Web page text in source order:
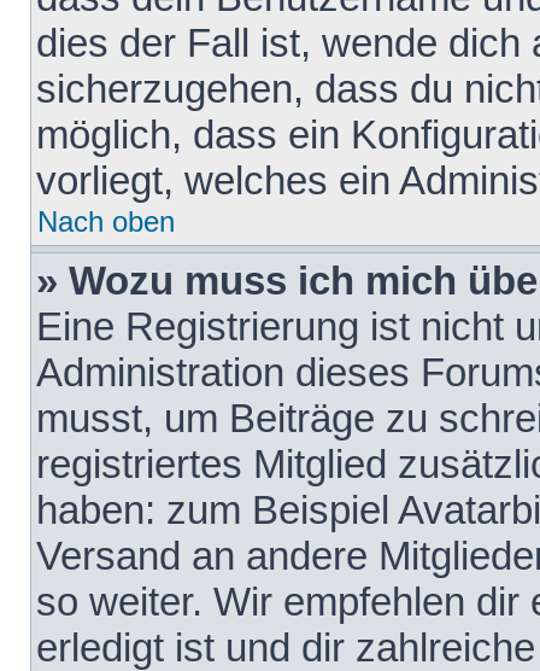
dies der Fall ist, wende dich
sicherzugehen, dass du
möglich, dass ein
vorliegt, welches ein
Nach oben
» Wozu muss ich mich
Eine Registrierung ist nicht
Administration dieses
musst, um Beiträge zu
registriertes Mitglied
haben: zum Beispiel
Versand an andere
so weiter. Wir empfehlen
erledigt ist und dir